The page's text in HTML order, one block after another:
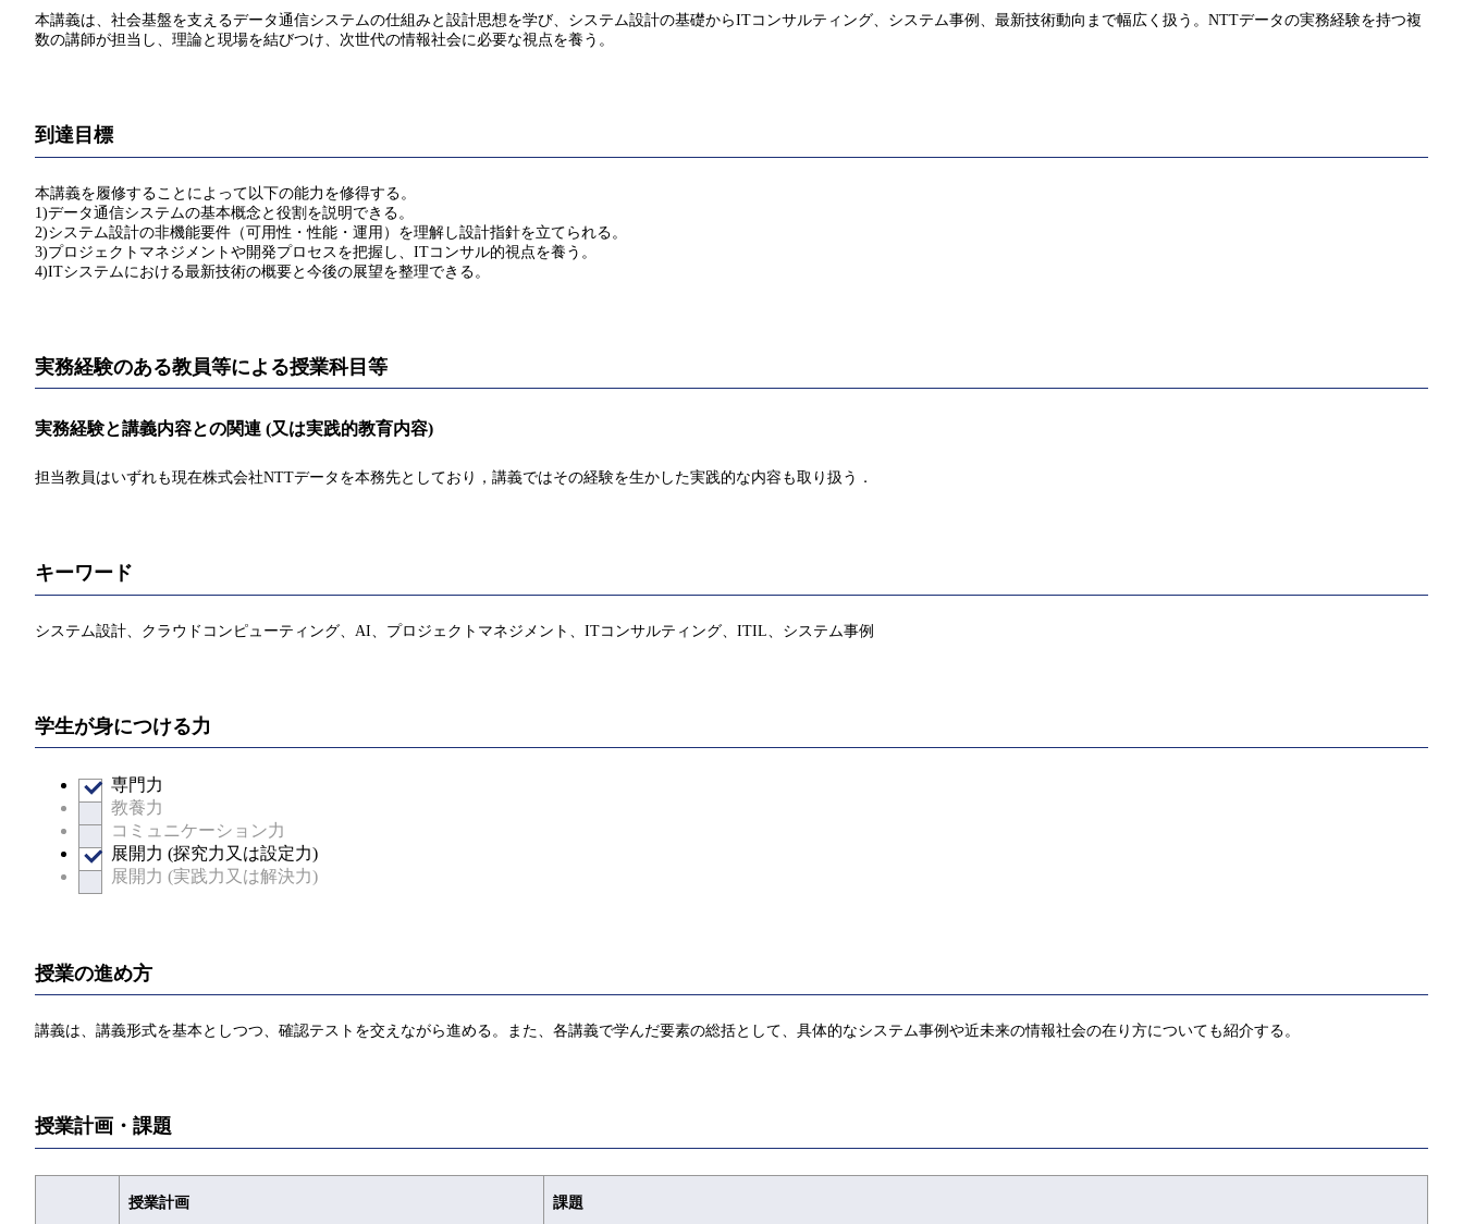
本講義は、社会基盤を支えるデータ通信システムの仕組みと設計思想を学び、システム設計の基礎からITコンサルティング、システム事例、最新技術動向まで幅広く扱う。NTTデータの実務経験を持つ複
数の講師が担当し、理論と現場を結びつけ、次世代の情報社会に必要な視点を養う。
到達目標
本講義を履修することによって以下の能力を修得する。
1)データ通信システムの基本概念と役割を説明できる。
2)システム設計の非機能要件（可用性・性能・運用）を理解し設計指針を立てられる。
3)プロジェクトマネジメントや開発プロセスを把握し、ITコンサル的視点を養う。
4)ITシステムにおける最新技術の概要と今後の展望を整理できる。
実務経験のある教員等による授業科目等
実務経験と講義内容との関連 (又は実践的教育内容)
担当教員はいずれも現在株式会社NTTデータを本務先としており，講義ではその経験を生かした実践的な内容も取り扱う．
キーワード
システム設計、クラウドコンピューティング、AI、プロジェクトマネジメント、ITコンサルティング、ITIL、システム事例
学生が身につける力
専門力
教養力
コミュニケーション力
展開力 (探究力又は設定力)
展開力 (実践力又は解決力)
授業の進め方
講義は、講義形式を基本としつつ、確認テストを交えながら進める。また、各講義で学んだ要素の総括として、具体的なシステム事例や近未来の情報社会の在り方についても紹介する。
授業計画・課題
授業計画 課題